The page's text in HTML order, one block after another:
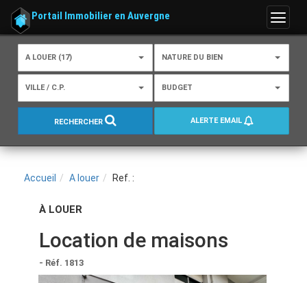
Menu
Portail Immobilier en Auvergne
A LOUER (17) NATURE DU BIEN
VILLE / C.P. BUDGET
RECHERCHER ALERTE EMAIL
Accueil A louer Ref. :
À LOUER
Location de maisons
- Réf. 1813